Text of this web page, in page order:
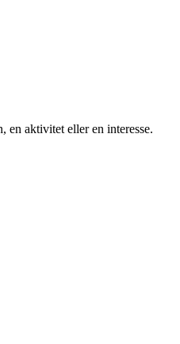
en aktivitet eller en interesse.